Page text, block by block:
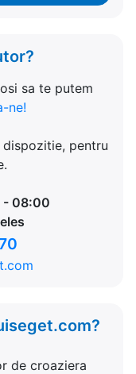
sa te putem
ne!
pentru
- 08:00
de croaziera